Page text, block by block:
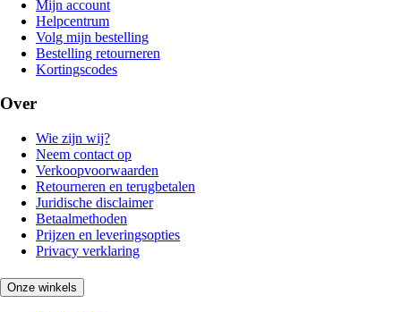
Mijn account
Helpcentrum
Volg mijn bestelling
Bestelling retourneren
Kortingscodes
Over
Wie zijn wij?
Neem contact op
Verkoopvoorwaarden
Retourneren en terugbetalen
Juridische disclaimer
Betaalmethoden
Prijzen en leveringsopties
Privacy verklaring
Onze winkels